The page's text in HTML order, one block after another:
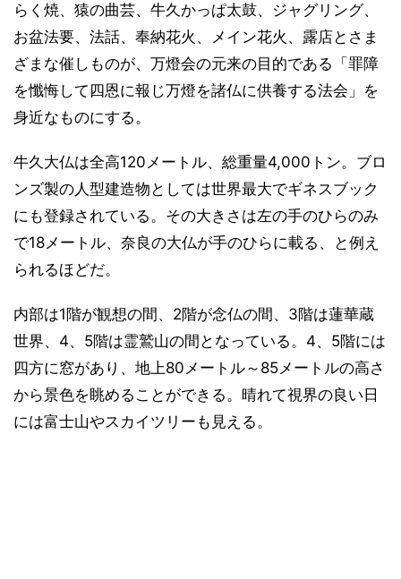
らく焼、猿の曲芸、牛久かっぱ太鼓、ジャグリング、
お盆法要、法話、奉納花火、メイン花火、露店とさま
ざまな催しものが、万燈会の元来の目的である「罪障
を懺悔して四恩に報じ万燈を諸仏に供養する法会」を
身近なものにする。
牛久大仏は全高120メートル、総重量4,000トン。ブロ
ンズ製の人型建造物としては世界最大でギネスブック
にも登録されている。その大きさは左の手のひらのみ
で18メートル、奈良の大仏が手のひらに載る、と例え
られるほどだ。
内部は1階が観想の間、2階が念仏の間、3階は蓮華蔵
世界、4、5階は霊鷲山の間となっている。4、5階には
四方に窓があり、地上80メートル～85メートルの高さ
から景色を眺めることができる。晴れて視界の良い日
には富士山やスカイツリーも見える。